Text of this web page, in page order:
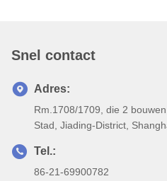
Snel contact
Adres:
Rm.1708/1709, die 2
Stad, Jiading-District,
Tel.:
86-21-69900782